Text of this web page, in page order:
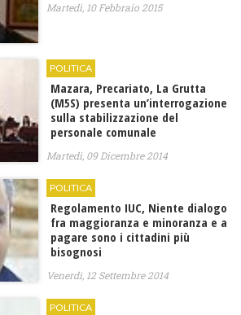
Martedì, 10 Febbraio 2015
POLITICA
Mazara, Precariato, La Grutta
(M5S) presenta un’interrogazione
sulla stabilizzazione del
personale comunale
Martedì, 09 Dicembre 2014
POLITICA
Regolamento IUC, Niente dialogo
fra maggioranza e minoranza e a
pagare sono i cittadini più
bisognosi
Venerdì, 12 Settembre 2014
POLITICA